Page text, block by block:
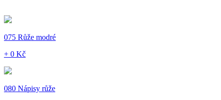
075 Růže modré
+ 0 Kč
080 Nápisy růže